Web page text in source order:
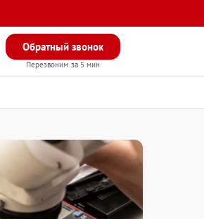
Обратный звонок
Перезвоним за 5 мин